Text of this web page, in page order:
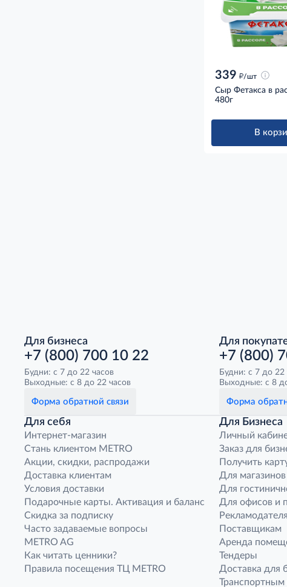
339 д/шт
Сыр Фетакса в
480г
В
Для бизнеса
+7 (800) 700 10 22
Будни: с 7 до 22 часов
Выходные: с 8 до 22 часов
Форма обратной связи
Для
+7 (800)
Будни: с 7 до 22
Выходные: с 8
Форма
Для себя
Интернет-магазин
Стань клиентом METRO
Акции, скидки, распродажи
Доставка клиентам
Условия доставки
Подарочные карты. Активация и баланс
Скидка за подписку
Часто задаваемые вопросы
METRO AG
Как читать ценники?
Правила посещения ТЦ METRO
Для Бизнеса
Личный
Заказ для
Получить
Для магазинов
Для
Для офисов и
Поставщикам
Аренда
Тендеры
Доставка для